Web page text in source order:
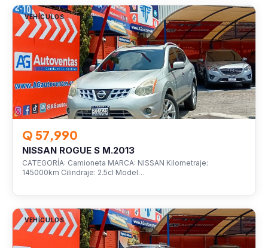
VEHÍCULOS
Q 57,990
NISSAN ROGUE S M.2013
CATEGORÍA: Camioneta MARCA: NISSAN Kilometraje:
145000km Cilindraje: 2.5cl Model…
VEHÍCULOS